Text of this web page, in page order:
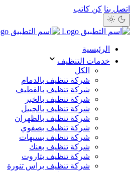
اتصل بنا كن كاتب
الرئيسية
خدمات التنظيف
الكل
شركة تنظيف بالدمام
شركة تنظيف بالقطيف
شركة تنظيف بالخبر
شركة تنظيف بالجبيل
شركة تنظيف بالظهران
شركة تنظيف بصفوي
شركة تنظيف بسيهات
شركة تنظيف بعنك
شركة تنظيف بتاروت
شركة تنظيف براس تنورة